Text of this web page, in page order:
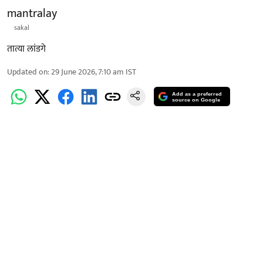
mantralay
sakal
तात्या लांडगे
Updated on:29 June 2026, 7:10 am IST
Add as a preferred
source on Google